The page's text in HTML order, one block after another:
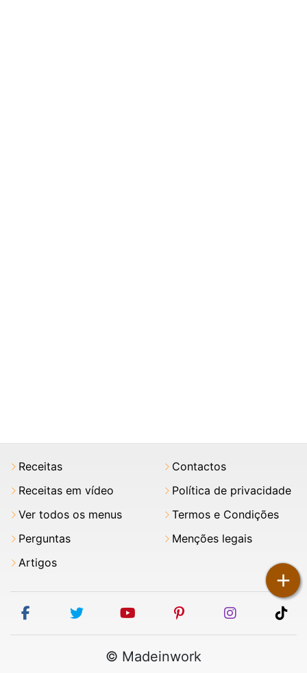
+
Receitas
Receitas em vídeo
Ver todos os menus
Perguntas
Artigos
Contactos
Política de privacidade
Termos e Condições
Menções legais
facebooktwitter youtubepinterestinstagram
© Madeinwork